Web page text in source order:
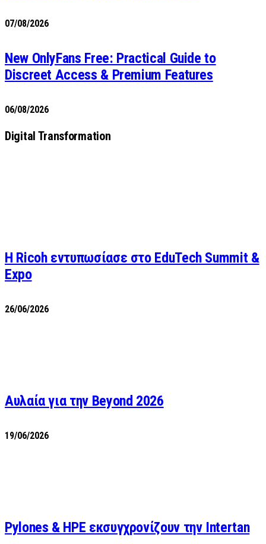
07/08/2026
New OnlyFans Free: Practical Guide to
Discreet Access & Premium Features
06/08/2026
Digital Transformation
Η Ricoh εντυπωσίασε στο EduTech Summit &
Expo
26/06/2026
Αυλαία για την Beyond 2026
19/06/2026
Pylones & HPE εκσυγχρονίζουν την Intertan